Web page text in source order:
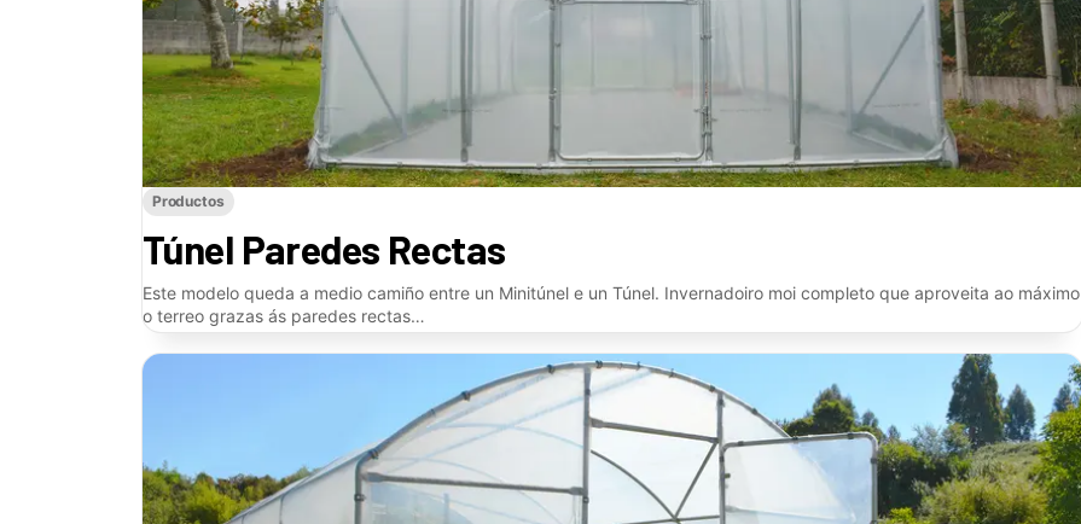
Productos
Túnel Paredes Rectas
Este modelo queda a medio camiño entre un Minitúnel e un Túnel. Invernadoiro moi completo que aproveita ao máximo
o terreo grazas ás paredes rectas…